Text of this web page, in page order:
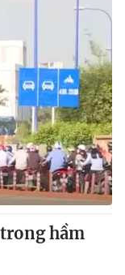
hầm